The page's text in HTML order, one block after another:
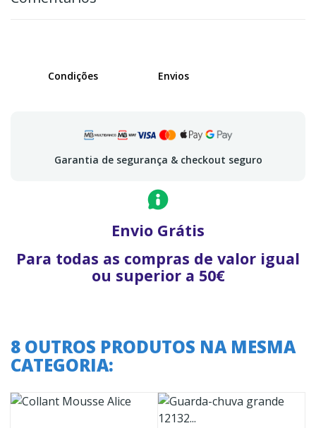
Condições Envios
Garantia de segurança & checkout seguro
Envio Grátis
Para todas as compras de valor igual
ou superior a 50€
8 OUTROS PRODUTOS NA MESMA
CATEGORIA: